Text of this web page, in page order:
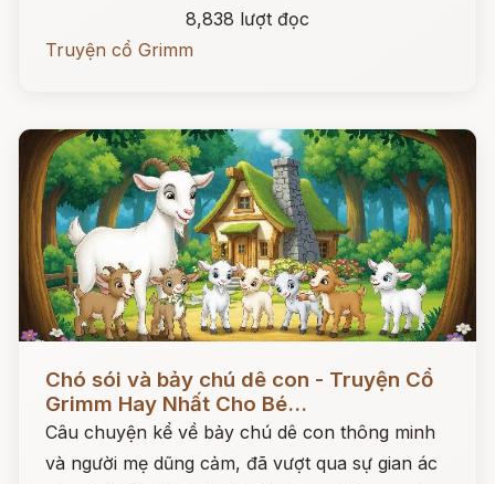
8,838 lượt đọc
Truyện cổ Grimm
Chó sói và bảy chú dê con - Truyện Cổ
Grimm Hay Nhất Cho Bé...
Câu chuyện kể về bảy chú dê con thông minh
và người mẹ dũng cảm, đã vượt qua sự gian ác